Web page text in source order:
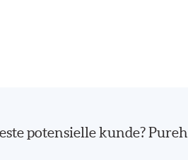
potensielle kunde?